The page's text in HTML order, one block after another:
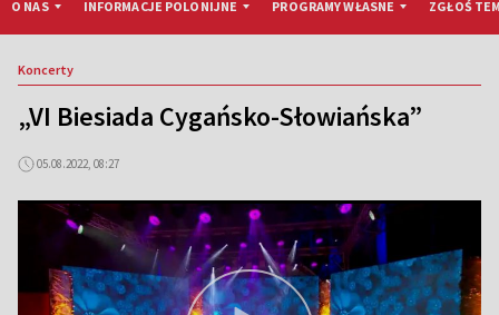
O NAS INFORMACJE POLONIJNE PROGRAMY WŁASNE ZGŁOŚ
Koncerty
„VI Biesiada Cygańsko-Słowiańska”
05.08.2022, 08:27